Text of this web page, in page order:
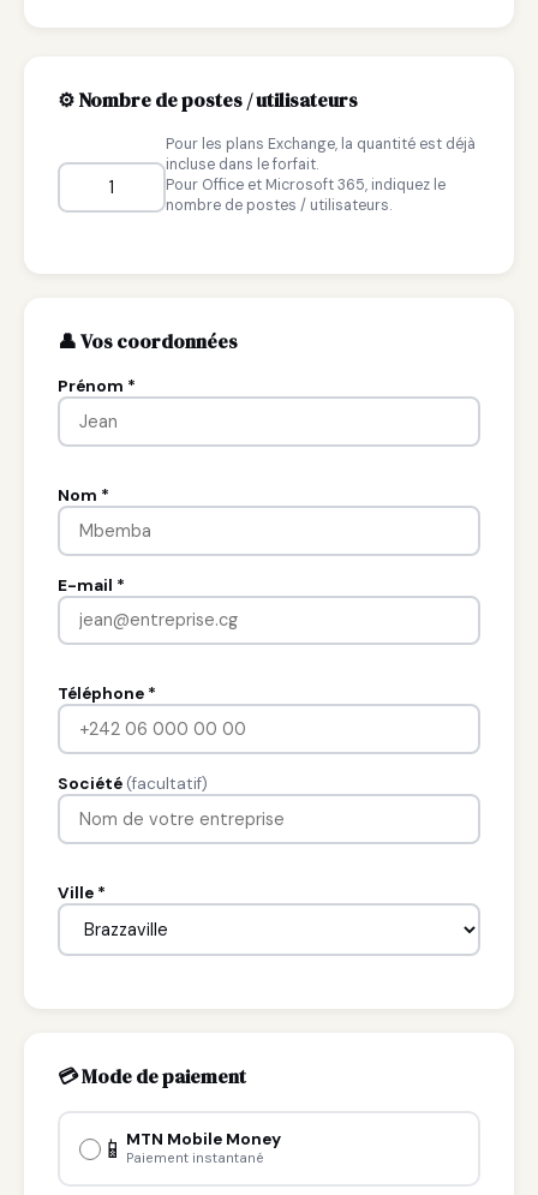
⚙️ Nombre de postes / utilisateurs
Pour les plans Exchange, la quantité est déjà
incluse dans le forfait.
Pour Office et Microsoft 365, indiquez le
nombre de postes / utilisateurs.
👤 Vos coordonnées
Prénom *
Nom *
E-mail *
Téléphone *
Société (facultatif)
Ville *
💳 Mode de paiement
📱 MTN Mobile Money
Paiement instantané